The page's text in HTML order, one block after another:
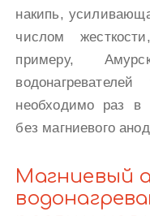
накипь,
числом
примеру,
необходимо раз в
без магниевого
Магниевый